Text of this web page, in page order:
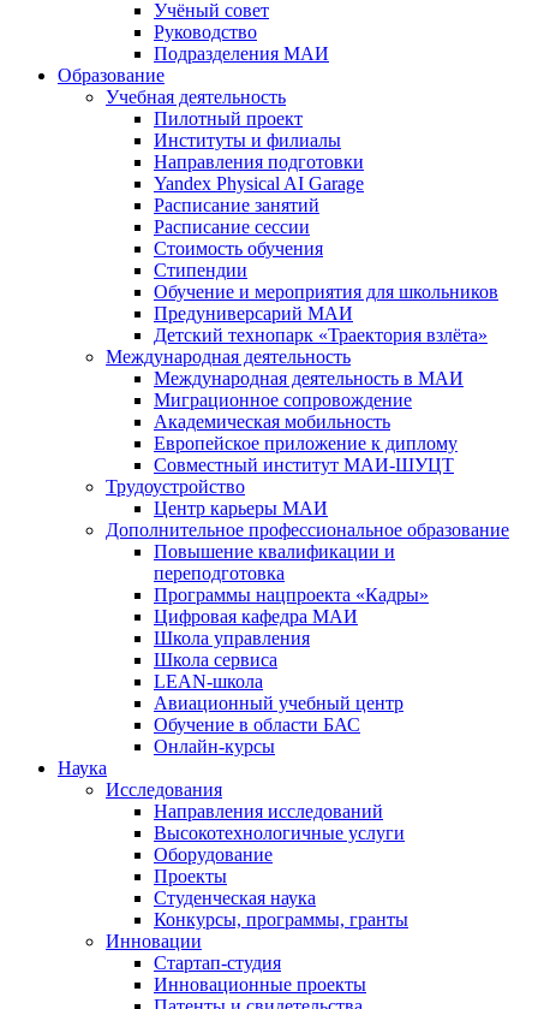
Учёный совет
Руководство
Подразделения МАИ
Образование
Учебная деятельность
Пилотный проект
Институты и филиалы
Направления подготовки
Yandex Physical AI Garage
Расписание занятий
Расписание сессии
Стоимость обучения
Стипендии
Обучение и мероприятия для школьников
Предуниверсарий МАИ
Детский технопарк «Траектория взлёта»
Международная деятельность
Международная деятельность в МАИ
Миграционное сопровождение
Академическая мобильность
Европейское приложение к диплому
Совместный институт МАИ-ШУЦТ
Трудоустройство
Центр карьеры МАИ
Дополнительное профессиональное образование
Повышение квалификации и
переподготовка
Программы нацпроекта «Кадры»
Цифровая кафедра МАИ
Школа управления
Школа сервиса
LEAN-школа
Авиационный учебный центр
Обучение в области БАС
Онлайн-курсы
Наука
Исследования
Направления исследований
Высокотехнологичные услуги
Оборудование
Проекты
Студенческая наука
Конкурсы, программы, гранты
Инновации
Стартап-студия
Инновационные проекты